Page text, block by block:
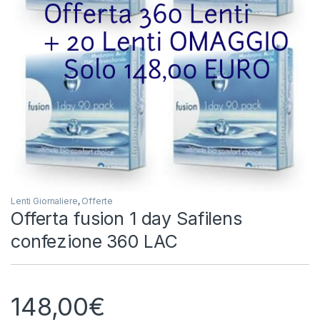
Lenti Giornaliere, Offerte
Offerta fusion 1 day Safilens
confezione 360 LAC
148,00€